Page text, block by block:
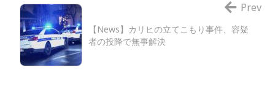
【News】カリヒの立てこもり事件、容疑
者の投降で無事解決
Prev